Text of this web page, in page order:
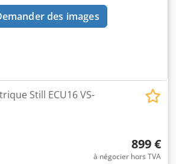
: PzS Année de construction de
de la batterie : 80 - 100
des images
Still ECU16 VS-
899 €
à négocier hors TVA